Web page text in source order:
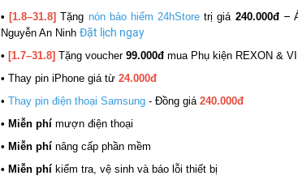
• [1.8–31.8] Tặng nón bảo hiểm 24hStore trị giá 240.000đ –
Nguyễn An Ninh Đặt lịch ngay
• [1.7–31.8] Tặng voucher 99.000đ mua Phụ kiện REXON &
• Thay pin iPhone giá từ 24.000đ
• Thay pin điện thoại Samsung - Đồng giá 240.000đ
• Miễn phí mượn điện thoại
• Miễn phí nâng cấp phần mềm
• Miễn phí kiểm tra, vệ sinh và báo lỗi thiết bị